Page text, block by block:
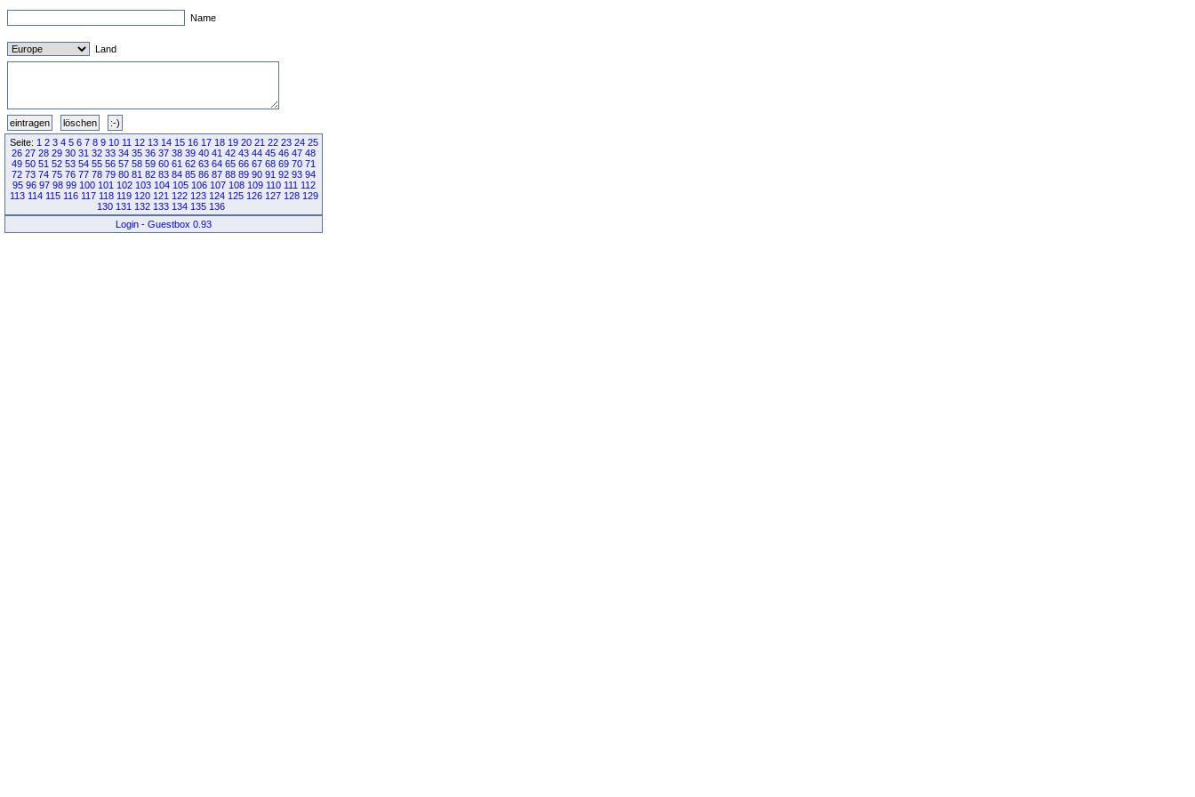
Name
Land
Seite: 1 2 3 4 5 6 7 8 9 10 11 12 13 14 15 16 17 18 19 20 21 22 23 24 25
26 27 28 29 30 31 32 33 34 35 36 37 38 39 40 41 42 43 44 45 46 47 48
49 50 51 52 53 54 55 56 57 58 59 60 61 62 63 64 65 66 67 68 69 70 71
72 73 74 75 76 77 78 79 80 81 82 83 84 85 86 87 88 89 90 91 92 93 94
95 96 97 98 99 100 101 102 103 104 105 106 107 108 109 110 111 112
113 114 115 116 117 118 119 120 121 122 123 124 125 126 127 128 129
130 131 132 133 134 135 136
Login - Guestbox 0.93